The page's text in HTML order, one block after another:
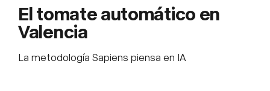
El tomate automático en
Valencia
La metodología Sapiens piensa en IA